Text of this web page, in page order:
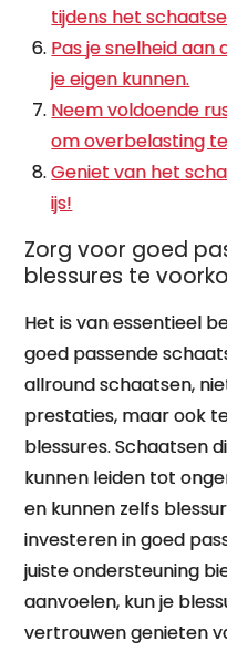
tijdens het
Pas je snelheid
je eigen kunnen.
Neem voldoende
om overbelasting
Geniet van het
ijs!
Zorg voor goed
blessures te
Het is van essentieel
goed passende
allround schaatsen,
prestaties, maar ook
blessures. Schaatsen
kunnen leiden tot
en kunnen zelfs
investeren in goed
juiste ondersteuning
aanvoelen, kun je
vertrouwen genieten